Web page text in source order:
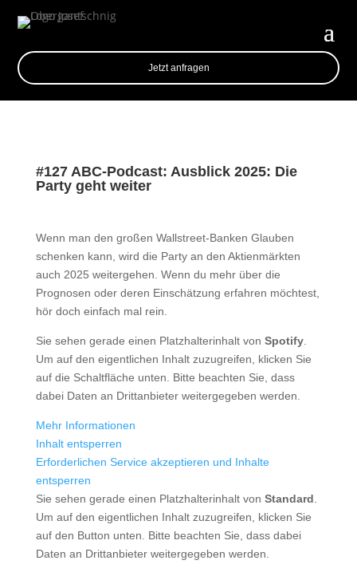
Jetzt anfragen
#127 ABC-Podcast: Ausblick 2025: Die
Party geht weiter
Wenn man den großen Wallstreet-Banken Glauben
schenken kann, wird die Party an den Aktienmärkten
auch 2025 weitergehen. Wenn du mehr über die
Prognosen oder deren Einschätzung erfahren möchtest,
hör doch einfach mal rein.
Sie sehen gerade einen Platzhalterinhalt von Spotify.
Um auf den eigentlichen Inhalt zuzugreifen, klicken Sie
auf die Schaltfläche unten. Bitte beachten Sie, dass
dabei Daten an Drittanbieter weitergegeben werden.
Mehr Informationen
Inhalt entsperren
Erforderlichen Service akzeptieren und Inhalte
entsperren
Sie sehen gerade einen Platzhalterinhalt von Standard
Um auf den eigentlichen Inhalt zuzugreifen, klicken Sie
auf den Button unten. Bitte beachten Sie, dass dabei
Daten an Drittanbieter weitergegeben werden.